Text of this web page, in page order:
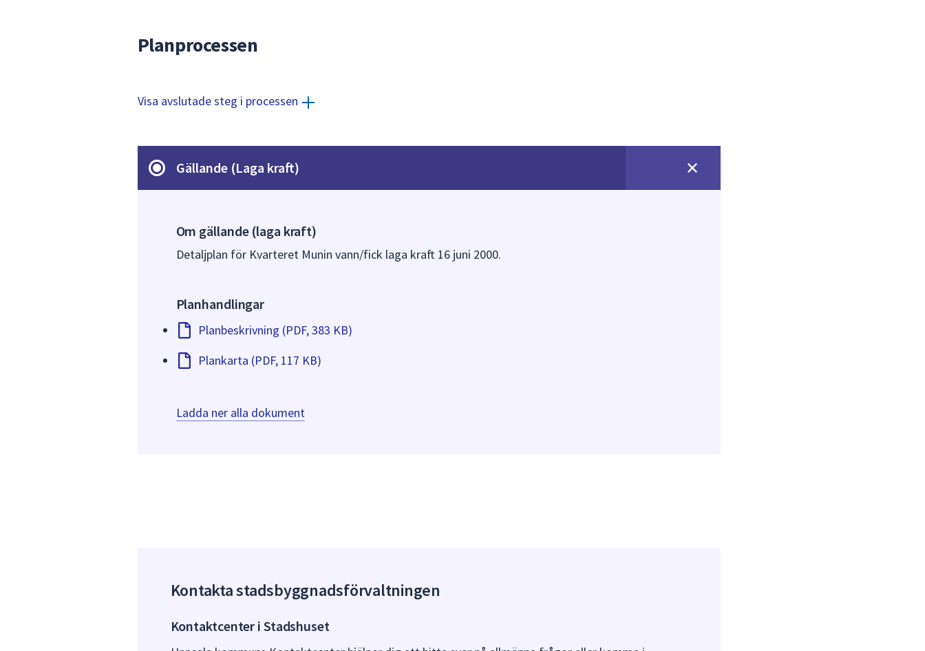
Planprocessen
Visa avslutade steg i processen
Gällande (Laga kraft)
Om gällande (laga kraft)
Detaljplan för Kvarteret Munin vann/fick laga kraft 16 juni 2000.
Planhandlingar
Planbeskrivning (PDF, 383 KB)
Plankarta (PDF, 117 KB)
Ladda ner alla dokument
Kontakta stadsbyggnadsförvaltningen
Kontaktcenter i Stadshuset